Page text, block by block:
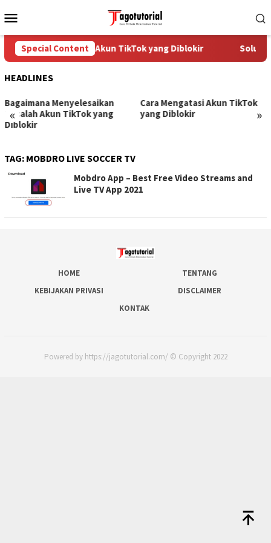
to
Menu
Special Content
Cara Mengatasi Akun TikTok yang Diblokir Solusi
HEADLINES
« »
Bagaimana Menyelesaikan
Masalah Akun TikTok yang
Diblokir
Cara Mengatasi Akun TikTok
yang Diblokir
TAG: MOBDRO LIVE SOCCER TV
Mobdro App – Best Free Video Streams and
Live TV App 2021
HOME
TENTANG
KEBIJAKAN PRIVASI
DISCLAIMER
KONTAK
Powered by https://jagotutorial.com/ © Copyright 2022